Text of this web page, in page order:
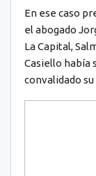
En ese caso
el abogado
La Capital,
Casiello había
convalidado